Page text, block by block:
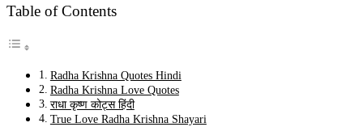
Table of Contents
Radha Krishna Quotes Hindi
Radha Krishna Love Quotes
राधा कृष्ण कोट्स हिंदी
True Love Radha Krishna Shayari